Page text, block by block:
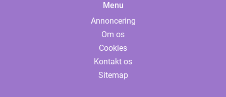
Menu
Annoncering
Om os
Cookies
Kontakt os
Sitemap